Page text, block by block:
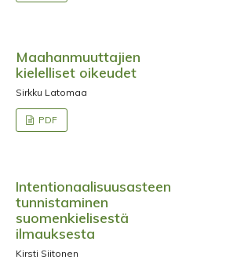
Maahanmuuttajien
kielelliset oikeudet
Sirkku Latomaa
PDF
Intentionaalisuusasteen
tunnistaminen
suomenkielisestä
ilmauksesta
Kirsti Siitonen